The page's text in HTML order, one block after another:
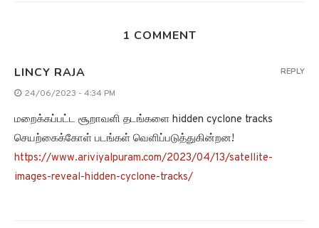
1 COMMENT
LINCY RAJA
24/06/2023 - 4:34 PM
மறைக்கப்பட்ட சூறாவளி தடங்களை hidden cyclone tracks
செயற்கைக்கோள் படங்கள் வெளிப்படுத்துகின்றன!
https://www.ariviyalpuram.com/2023/04/13/satellite-
images-reveal-hidden-cyclone-tracks/
REPLY